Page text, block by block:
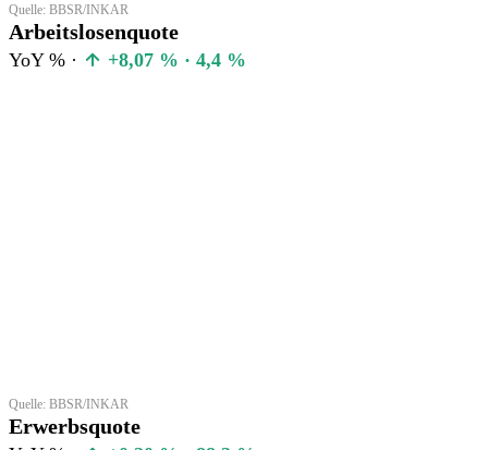
Quelle: BBSR/INKAR
Arbeitslosenquote
YoY % · +8,07 % · 4,4 %
Quelle: BBSR/INKAR
Erwerbsquote